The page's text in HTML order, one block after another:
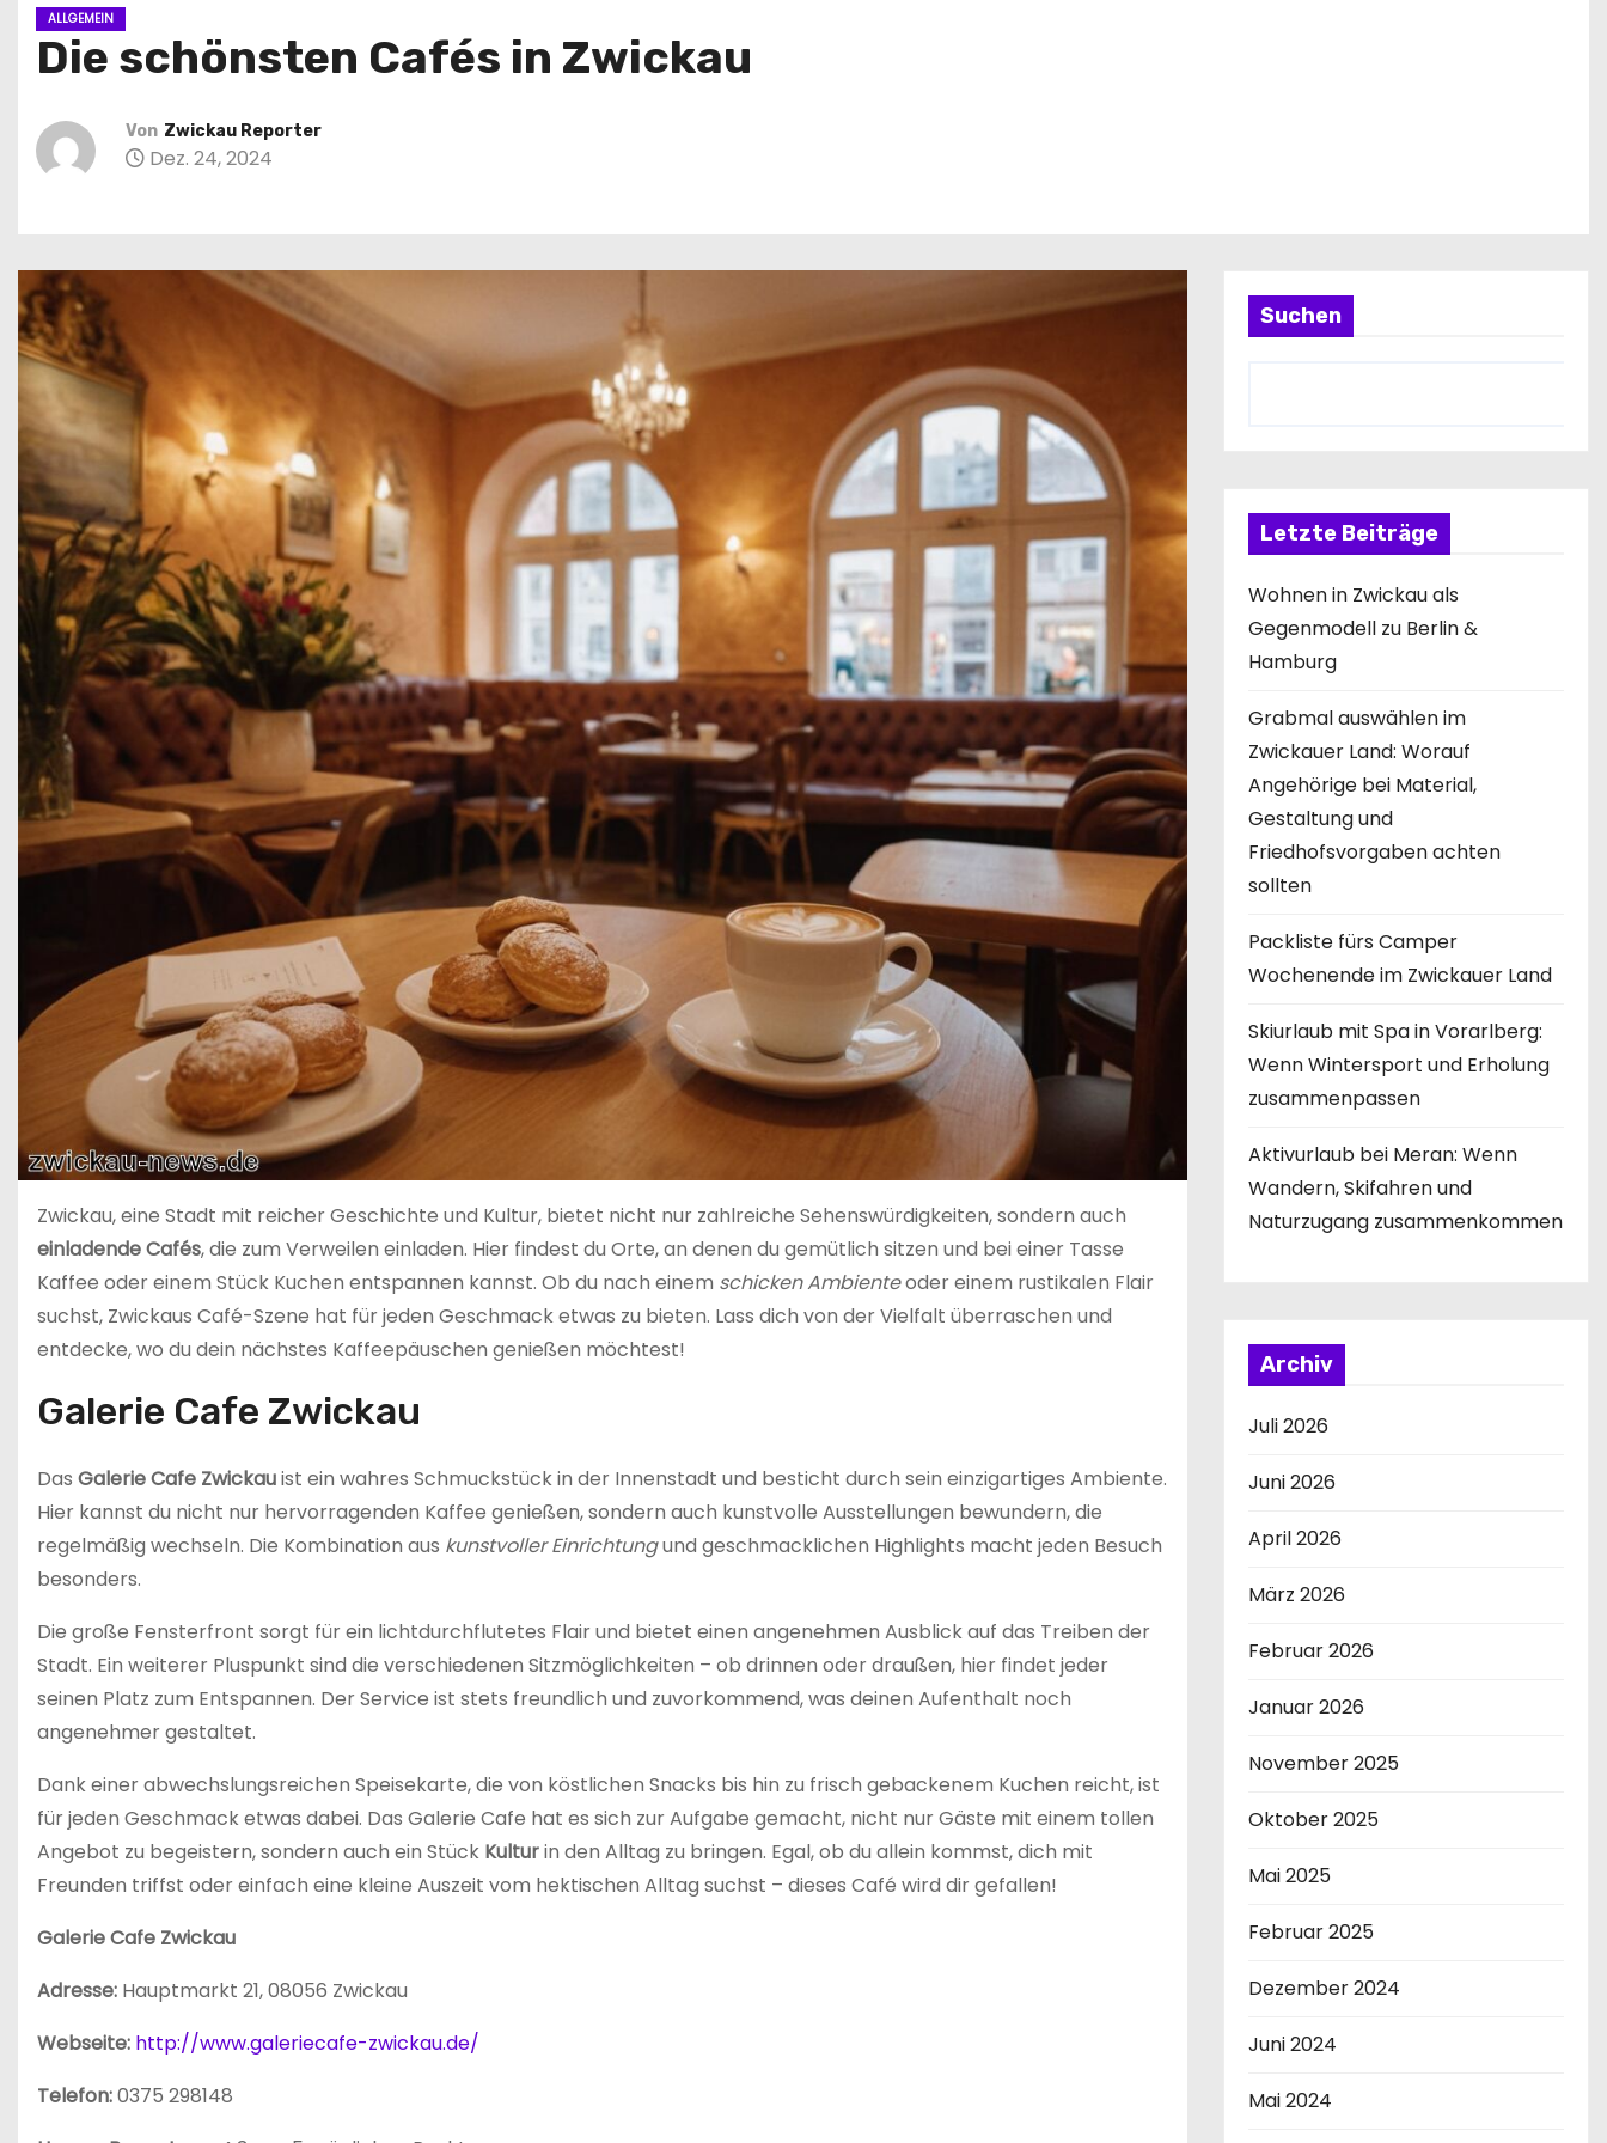
ALLGEMEIN
Die schönsten Cafés in Zwickau
Von Zwickau Reporter
Dez. 24, 2024
Zwickau, eine Stadt mit reicher Geschichte und Kultur, bietet nicht nur zahlreiche Sehenswürdigkeiten, sondern auch
einladende Cafés, die zum Verweilen einladen. Hier findest du Orte, an denen du gemütlich sitzen und bei einer Tasse
Kaffee oder einem Stück Kuchen entspannen kannst. Ob du nach einem schicken Ambienteoder einem rustikalen Flair
suchst, Zwickaus Café-Szene hat für jeden Geschmack etwas zu bieten. Lass dich von der Vielfalt überraschen und
entdecke, wo du dein nächstes Kaffeepäuschen genießen möchtest!
Galerie Cafe Zwickau
Das Galerie Cafe Zwickauist ein wahres Schmuckstück in der Innenstadt und besticht durch sein einzigartiges Ambiente.
Hier kannst du nicht nur hervorragenden Kaffee genießen, sondern auch kunstvolle Ausstellungen bewundern, die
regelmäßig wechseln. Die Kombination aus kunstvoller Einrichtungund geschmacklichen Highlights macht jeden Besuch
besonders.
Die große Fensterfront sorgt für ein lichtdurchflutetes Flair und bietet einen angenehmen Ausblick auf das Treiben der
Stadt. Ein weiterer Pluspunkt sind die verschiedenen Sitzmöglichkeiten – ob drinnen oder draußen, hier findet jeder
seinen Platz zum Entspannen. Der Service ist stets freundlich und zuvorkommend, was deinen Aufenthalt noch
angenehmer gestaltet.
Dank einer abwechslungsreichen Speisekarte, die von köstlichen Snacks bis hin zu frisch gebackenem Kuchen reicht, ist
für jeden Geschmack etwas dabei. Das Galerie Cafe hat es sich zur Aufgabe gemacht, nicht nur Gäste mit einem tollen
Angebot zu begeistern, sondern auch ein Stück Kulturin den Alltag zu bringen. Egal, ob du allein kommst, dich mit
Freunden triffst oder einfach eine kleine Auszeit vom hektischen Alltag suchst – dieses Café wird dir gefallen!
Galerie Cafe Zwickau
Adresse: Hauptmarkt 21, 08056 Zwickau
Webseite: http://www.galeriecafe-zwickau.de/
Telefon:0375 298148
Suchen
Letzte Beiträge
Wohnen in Zwickau als
Gegenmodell zu Berlin &
Hamburg
Grabmal auswählen im
Zwickauer Land: Worauf
Angehörige bei Material,
Gestaltung und
Friedhofsvorgaben achten
sollten
Packliste fürs Camper
Wochenende im Zwickauer Land
Skiurlaub mit Spa in Vorarlberg:
Wenn Wintersport und Erholung
zusammenpassen
Aktivurlaub bei Meran: Wenn
Wandern, Skifahren und
Naturzugang zusammenkommen
Archiv
Juli 2026
Juni 2026
April 2026
März 2026
Februar 2026
Januar 2026
November 2025
Oktober 2025
Mai 2025
Februar 2025
Dezember 2024
Juni 2024
Mai 2024